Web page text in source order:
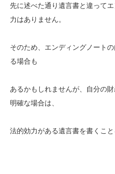
先に述べた通り遺言書と違って
力はありません。
そのため、エンディングノート
る場合も
あるかもしれませんが、自分の
明確な場合は、
法的効力がある遺言書を書くこと